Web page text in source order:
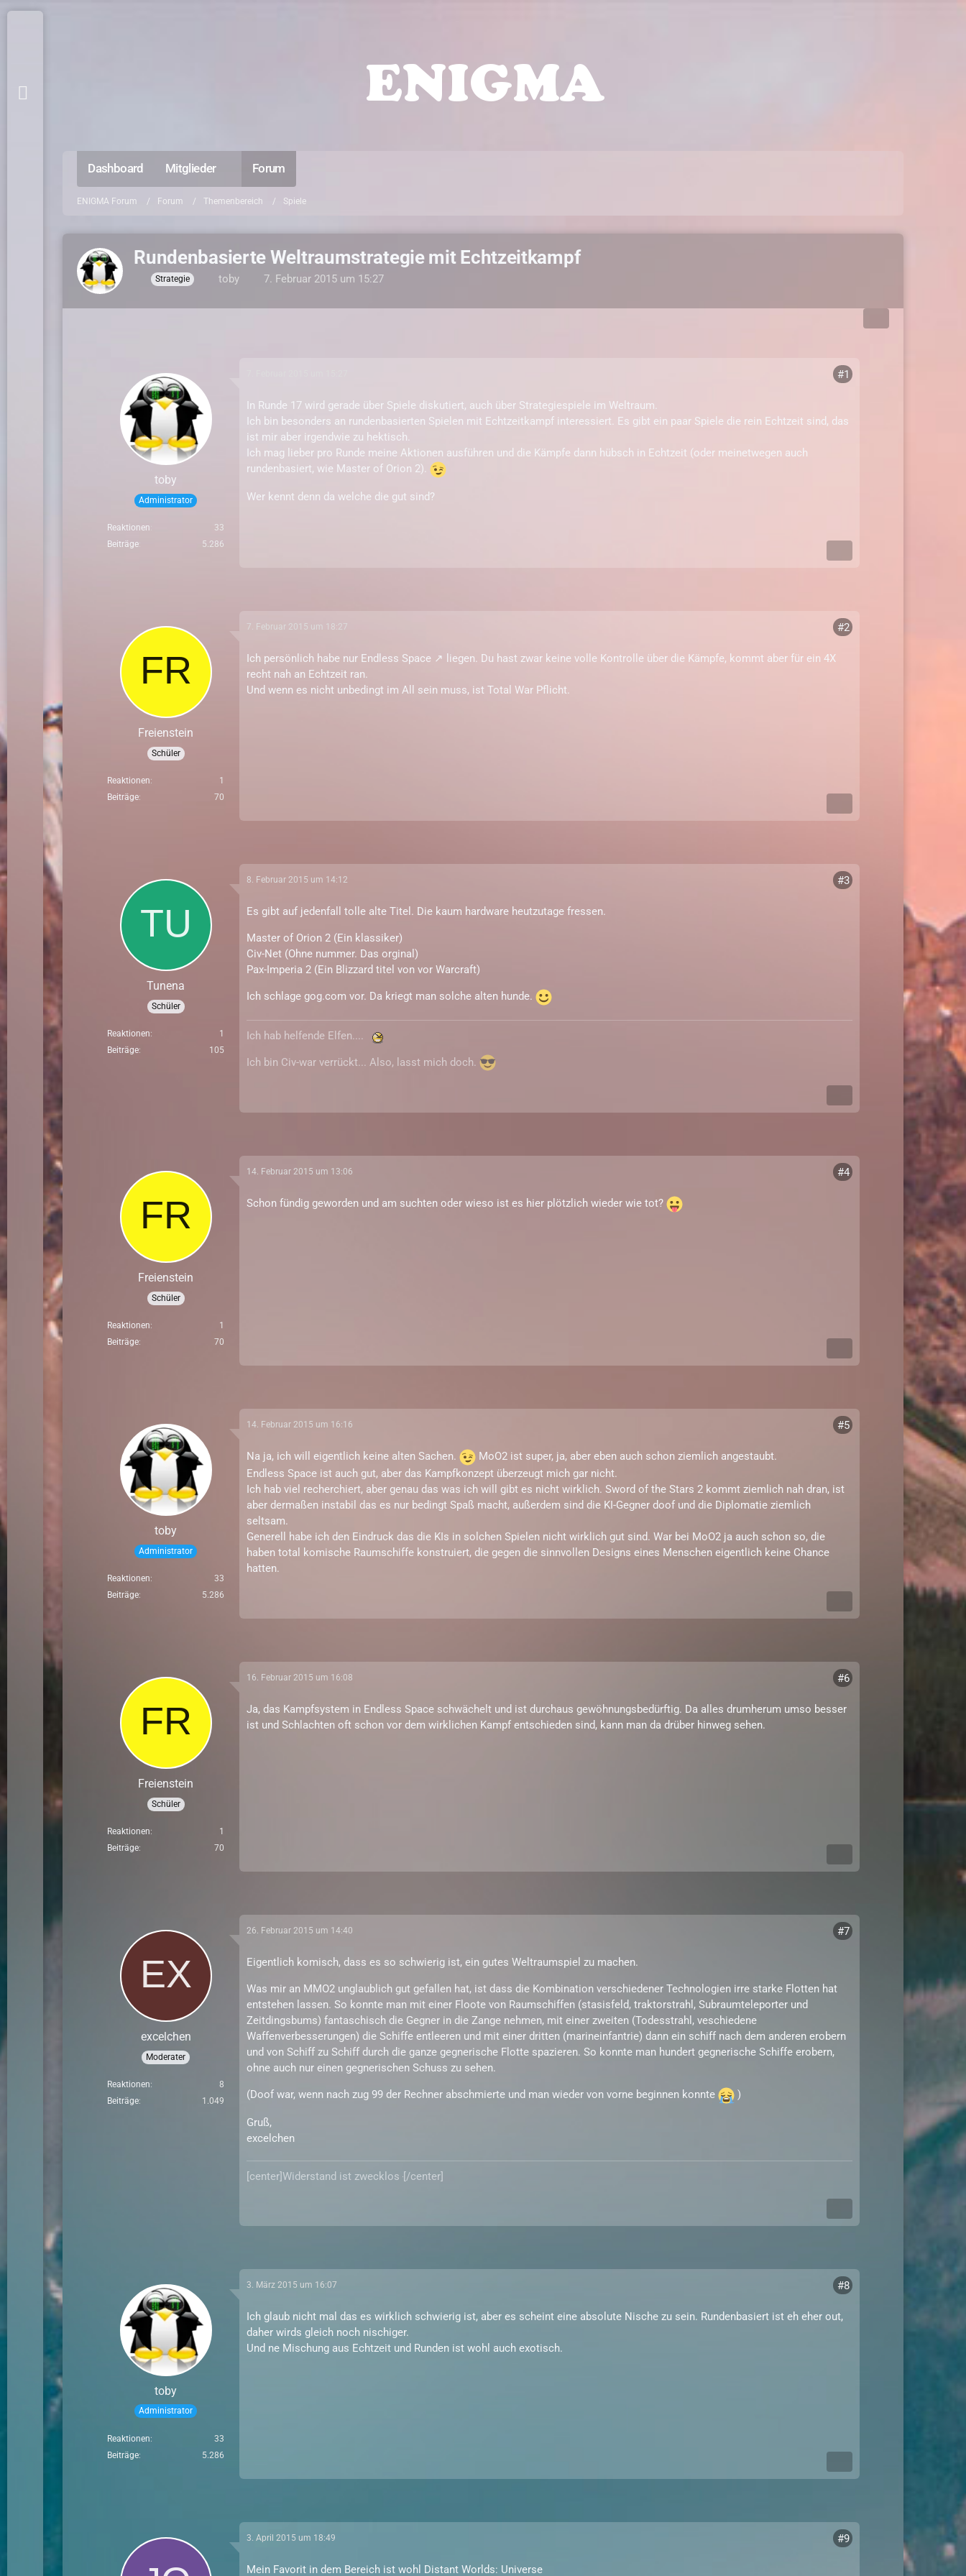
Dashboard Mitglieder Forum
ENIGMA Forum Forum Themenbereich Spiele
Rundenbasierte Weltraumstrategie mit Echtzeitkampf
Strategie toby 7. Februar 2015 um 15:27
toby
Administrator
Reaktionen
33
Beiträge
5.286
#1
In Runde 17 wird gerade über Spiele diskutiert, auch über Strategiespiele im Weltraum.
Ich bin besonders an rundenbasierten Spielen mit Echtzeitkampf interessiert. Es gibt ein paar Spiele die rein Echtzeit sind, das
ist mir aber irgendwie zu hektisch.
Ich mag lieber pro Runde meine Aktionen ausführen und die Kämpfe dann hübsch in Echtzeit (oder meinetwegen auch
rundenbasiert, wie Master of Orion 2).
Wer kennt denn da welche die gut sind?
Freienstein
Schüler
Reaktionen
1
Beiträge
70
7. Februar 2015 um 18:27 #2
Ich persönlich habe nur Endless Space
liegen. Du hast zwar keine volle Kontrolle über die Kämpfe, kommt aber für ein 4X
recht nah an Echtzeit ran.
Und wenn es nicht unbedingt im All sein muss, ist Total War Pflicht.
Tunena
Schüler
Reaktionen
1
Beiträge
105
8. Februar 2015 um 14:12 #3
Es gibt auf jedenfall tolle alte Titel. Die kaum hardware heutzutage fressen.
Master of Orion 2 (Ein klassiker)
Civ-Net (Ohne nummer. Das orginal)
Pax-Imperia 2 (Ein Blizzard titel von vor Warcraft)
Ich schlage gog.com vor. Da kriegt man solche alten hunde.
Ich hab helfende Elfen....
Ich bin Civ-war verrückt... Also, lasst mich doch.
Freienstein
Schüler
Reaktionen
1
Beiträge
70
14. Februar 2015 um 13:06 #4
Schon fündig geworden und am suchten oder wieso ist es hier plötzlich wieder wie tot?
toby
Administrator
Reaktionen
33
Beiträge
5.286
14. Februar 2015 um 16:16 #5
Na ja, ich will eigentlich keine alten Sachen.
MoO2 ist super, ja, aber eben auch schon ziemlich angestaubt.
Endless Space ist auch gut, aber das Kampfkonzept überzeugt mich gar nicht.
Ich hab viel recherchiert, aber genau das was ich will gibt es nicht wirklich. Sword of the Stars 2 kommt ziemlich nah dran, ist
aber dermaßen instabil das es nur bedingt Spaß macht, außerdem sind die KI-Gegner doof und die Diplomatie ziemlich
seltsam.
Generell habe ich den Eindruck das die KIs in solchen Spielen nicht wirklich gut sind. War bei MoO2 ja auch schon so, die
haben total komische Raumschiffe konstruiert, die gegen die sinnvollen Designs eines Menschen eigentlich keine Chance
hatten.
Freienstein
Schüler
Reaktionen
1
Beiträge
70
16. Februar 2015 um 16:08 #6
Ja, das Kampfsystem in Endless Space schwächelt und ist durchaus gewöhnungsbedürftig. Da alles drumherum umso besser
ist und Schlachten oft schon vor dem wirklichen Kampf entschieden sind, kann man da drüber hinweg sehen.
excelchen
Moderater
Reaktionen
8
Beiträge
1.049
26. Februar 2015 um 14:40 #7
Eigentlich komisch, dass es so schwierig ist, ein gutes Weltraumspiel zu machen.
Was mir an MMO2 unglaublich gut gefallen hat, ist dass die Kombination verschiedener Technologien irre starke Flotten hat
entstehen lassen. So konnte man mit einer Floote von Raumschiffen (stasisfeld, traktorstrahl, Subraumteleporter und
Zeitdingsbums) fantaschisch die Gegner in die Zange nehmen, mit einer zweiten (Todesstrahl, veschiedene
Waffenverbesserungen) die Schiffe entleeren und mit einer dritten (marineinfantrie) dann ein schiff nach dem anderen erobern
und von Schiff zu Schiff durch die ganze gegnerische Flotte spazieren. So konnte man hundert gegnerische Schiffe erobern,
ohne auch nur einen gegnerischen Schuss zu sehen.
(Doof war, wenn nach zug 99 der Rechner abschmierte und man wieder von vorne beginnen konnte )
Gruß,
excelchen
[center]Widerstand ist zwecklos[/center]
toby
Administrator
Reaktionen
33
Beiträge
5.286
3. März 2015 um 16:07 #8
Ich glaub nicht mal das es wirklich schwierig ist, aber es scheint eine absolute Nische zu sein. Rundenbasiert ist eh eher out,
daher wirds gleich noch nischiger.
Und ne Mischung aus Echtzeit und Runden ist wohl auch exotisch.
3. April 2015 um 18:49 #9
Mein Favorit in dem Bereich ist wohl Distant Worlds: Universe